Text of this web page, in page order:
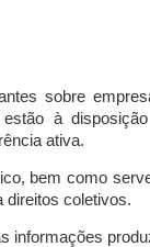
sobre
à
ativa.
bem como
direitos coletivos.
informações